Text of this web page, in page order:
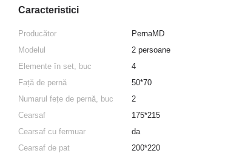
Caracteristici
Producător
PernaMD
Modelul
2 persoane
Elemente în set, buc
4
Față de pernă
50*70
Numarul fețe de pernă, buc
2
Сearsaf
175*215
Сearsaf cu fermuar
da
Сearsaf de pat
200*220